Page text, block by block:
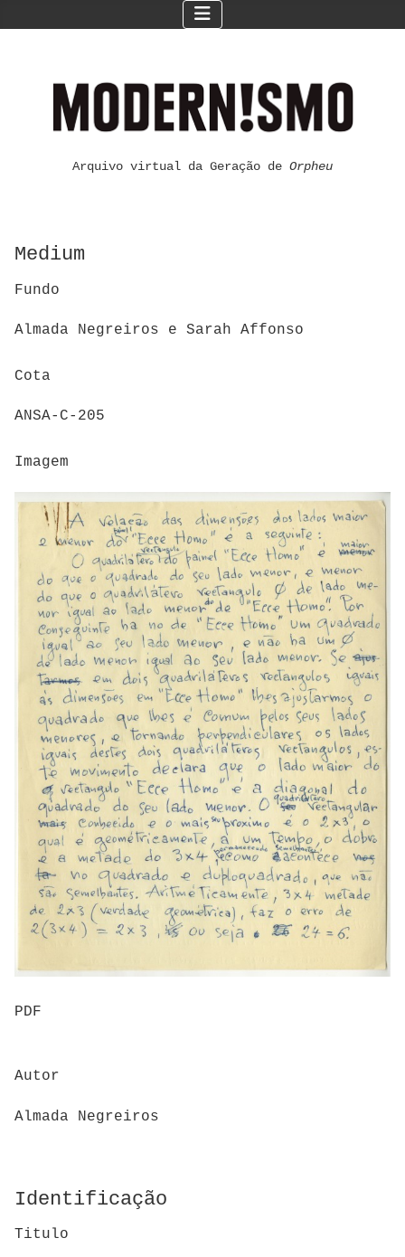
Arquivo virtual da Geração de Orpheu
Medium
Fundo
Almada Negreiros e Sarah Affonso
Cota
ANSA-C-205
Imagem
PDF
Autor
Almada Negreiros
Identificação
Titulo